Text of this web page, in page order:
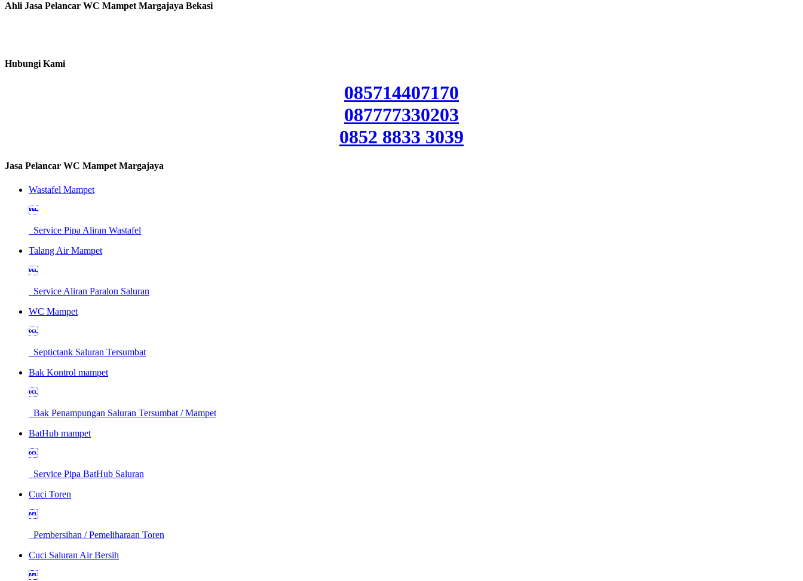
Ahli Jasa Pelancar WC Mampet Margajaya Bekasi
Hubungi Kami
085714407170
087777330203
0852 8833 3039
Jasa Pelancar WC Mampet Margajaya
Wastafel Mampet

Service Pipa Aliran Wastafel
Talang Air Mampet

Service Aliran Paralon Saluran
WC Mampet

Septictank Saluran Tersumbat
Bak Kontrol mampet

Bak Penampungan Saluran Tersumbat / Mampet
BatHub mampet

Service Pipa BatHub Saluran
Cuci Toren

Pembersihan / Pemeliharaan Toren
Cuci Saluran Air Bersih
